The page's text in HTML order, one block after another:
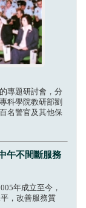
專題研討會，分
科學院教研部劉
名警官及其他保
午不間斷服務
年成立至今，
，改善服務質